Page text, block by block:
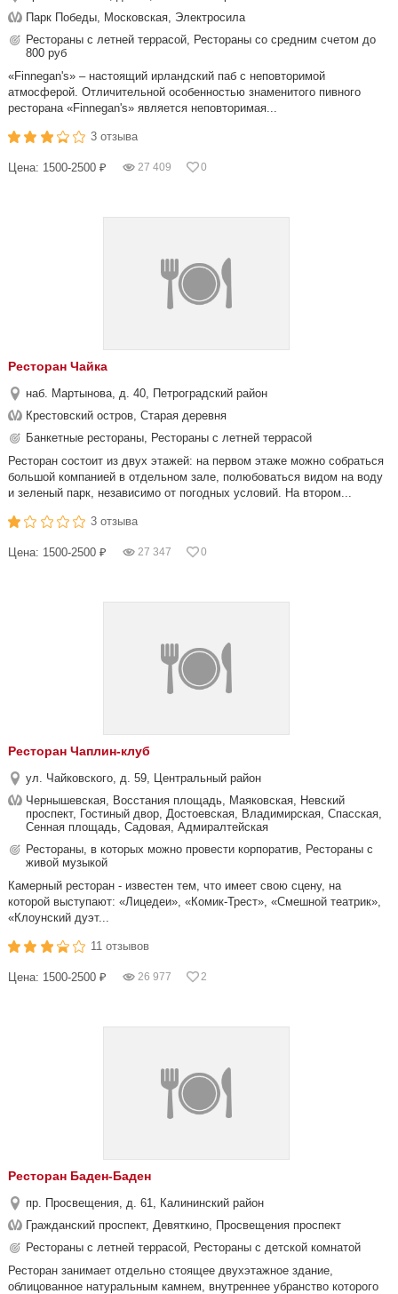
Парк Победы, Московская, Электросила
Рестораны с летней террасой, Рестораны со средним счетом до
800 руб
«Finnegan's» – настоящий ирландский паб с неповторимой
атмосферой. Отличительной особенностью знаменитого пивного
ресторана «Finnegan's» является неповторимая...
3 отзыва
Цена: 1500-2500 ₽ 27 409 0
Ресторан Чайка
наб. Мартынова, д. 40, Петроградский район
Крестовский остров, Старая деревня
Банкетные рестораны, Рестораны с летней террасой
Ресторан состоит из двух этажей: на первом этаже можно собраться
большой компанией в отдельном зале, полюбоваться видом на воду
и зеленый парк, независимо от погодных условий. На втором...
3 отзыва
Цена: 1500-2500 ₽ 27 347 0
Ресторан Чаплин-клуб
ул. Чайковского, д. 59, Центральный район
Чернышевская, Восстания площадь, Маяковская, Невский
проспект, Гостиный двор, Достоевская, Владимирская, Спасская,
Сенная площадь, Садовая, Адмиралтейская
Рестораны, в которых можно провести корпоратив, Рестораны с
живой музыкой
Камерный ресторан - известен тем, что имеет свою сцену, на
которой выступают: «Лицедеи», «Комик-Трест», «Смешной театрик»,
«Клоунский дуэт...
11 отзывов
Цена: 1500-2500 ₽ 26 977 2
Ресторан Баден-Баден
пр. Просвещения, д. 61, Калининский район
Гражданский проспект, Девяткино, Просвещения проспект
Рестораны с летней террасой, Рестораны с детской комнатой
Ресторан занимает отдельно стоящее двухэтажное здание,
облицованное натуральным камнем, внутреннее убранство которого